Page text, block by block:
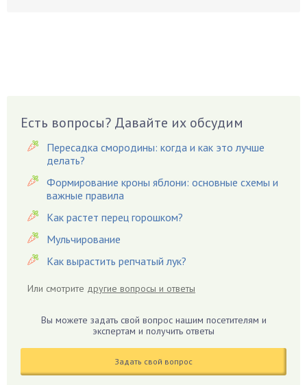
Вешенки
Виноград
Вредители
Гардения
Гацания
Гвоздики
Георгины
Гиацинт
Гладиолусы
Есть вопросы? Давайте их обсудим
Пересадка смородины: когда и как это лучше
делать?
Формирование кроны яблони: основные схемы и
важные правила
Как растет перец горошком?
Мульчирование
Как вырастить репчатый лук?
Или смотрите другие вопросы и ответы
Вы можете задать свой вопрос нашим посетителям и
экспертам и получить ответы
Задать свой вопрос